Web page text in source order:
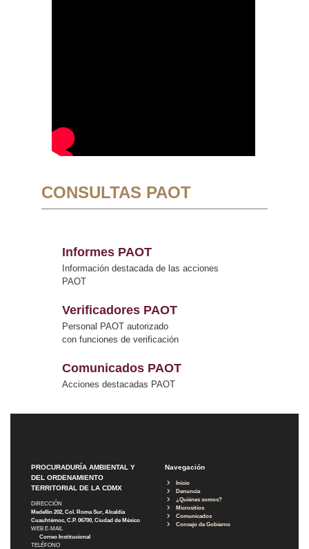
CONSULTAS PAOT
Informes PAOT
Información destacada de las acciones
PAOT
Verificadores PAOT
Personal PAOT autorizado
con funciones de verificación
Comunicados PAOT
Acciones destacadas PAOT
PROCURADURÍA AMBIENTAL Y
DEL ORDENAMIENTO
TERRITORIAL DE LA CDMX
DIRECCIÓN
Medellín 202, Col. Roma Sur, Alcaldía
Cuauhtémoc, C.P. 06700, Ciudad de México
WEB E-MAIL
Correo Institucional
TELÉFONO
Navegación
Inicio
Denuncia
¿Quiénes somos?
Micrositios
Comunicados
Consejo de Gobierno